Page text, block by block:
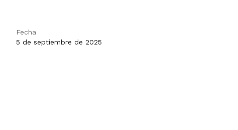
Fecha
5 de septiembre de 2025